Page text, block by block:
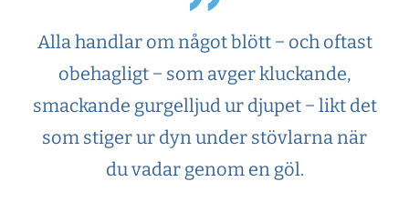
Alla handlar om något blött − och oftast
obehagligt − som avger kluckande,
smackande gurgelljud ur djupet − likt det
som stiger ur dyn under stövlarna när
du vadar genom en göl.